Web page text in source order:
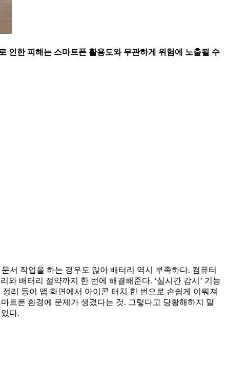
인한 피해는 스마트폰 활용도와 무관하게 위험에 노출될 수
서 작업을 하는 경우도 많아 배터리 역시 부족하다. 컴퓨터
배터리 절약까지 한 번에 해결해준다. ‘실시간 감시’ 기능
리 등이 앱 화면에서 아이콘 터치 한 번으로 손쉽게 이뤄져
트폰 환경에 문제가 생겼다는 것. 그렇다고 당황해하지 말
다.